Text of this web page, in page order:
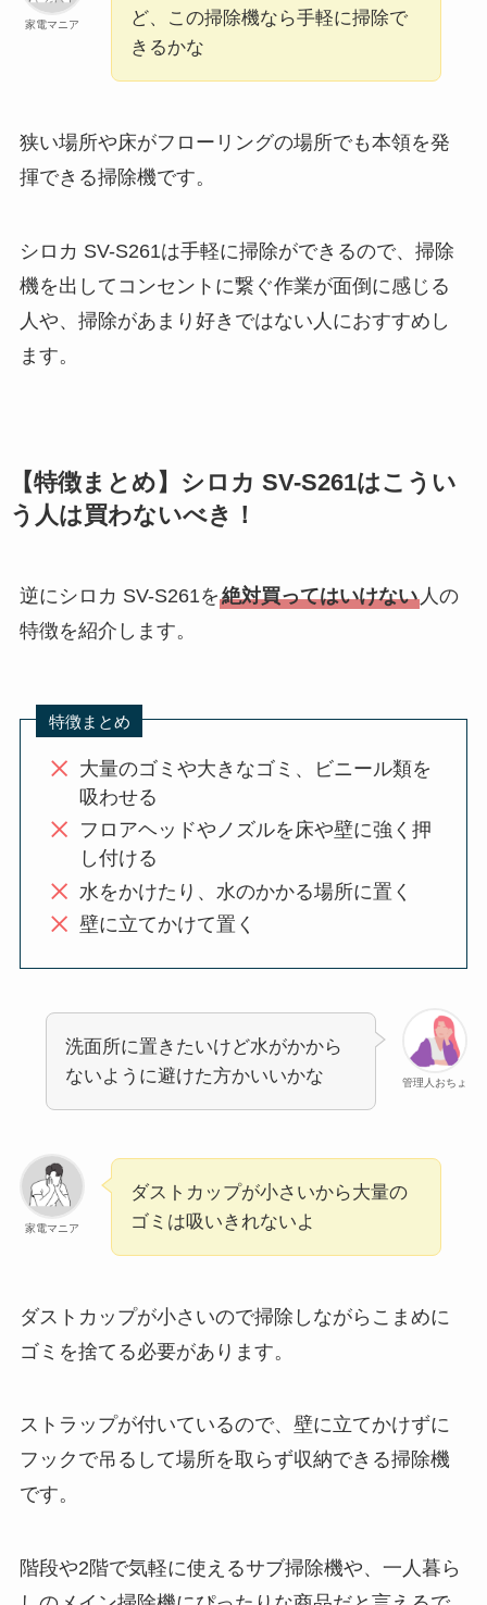
家電マニア
ど、この掃除機なら手軽に掃除で
きるかな
狭い場所や床がフローリングの場所でも本領を発
揮できる掃除機です。
シロカ SV-S261は手軽に掃除ができるので、掃除
機を出してコンセントに繋ぐ作業が面倒に感じる
人や、掃除があまり好きではない人におすすめし
ます。
【特徴まとめ】シロカ SV-S261はこうい
う人は買わないべき！
逆にシロカ SV-S261を絶対買ってはいけない人の
特徴を紹介します。
特徴まとめ
大量のゴミや大きなゴミ、ビニール類を
吸わせる
フロアヘッドやノズルを床や壁に強く押
し付ける
水をかけたり、水のかかる場所に置く
壁に立てかけて置く
管理人おちょ
洗面所に置きたいけど水がかから
ないように避けた方かいいかな
家電マニア
ダストカップが小さいから大量の
ゴミは吸いきれないよ
ダストカップが小さいので掃除しながらこまめに
ゴミを捨てる必要があります。
ストラップが付いているので、壁に立てかけずに
フックで吊るして場所を取らず収納できる掃除機
です。
階段や2階で気軽に使えるサブ掃除機や、一人暮ら